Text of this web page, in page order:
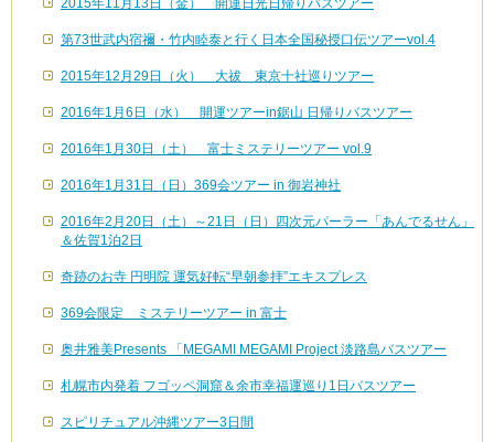
2015年11月13日（金） 開運日光日帰りバスツアー
第73世武内宿禰・竹内睦泰と行く日本全国秘授口伝ツアーvol.4
2015年12月29日（火） 大祓 東京十社巡りツアー
2016年1月6日（水） 開運ツアーin鋸山 日帰りバスツアー
2016年1月30日（土） 富士ミステリーツアー vol.9
2016年1月31日（日）369会ツアー in 御岩神社
2016年2月20日（土）～21日（日）四次元パーラー「あんでるせん」
＆佐賀1泊2日
奇跡のお寺 円明院 運気好転“早朝参拝”エキスプレス
369会限定 ミステリーツアー in 富士
奥井雅美Presents 「MEGAMI MEGAMI Project 淡路島バスツアー
札幌市内発着 フゴッペ洞窟＆余市幸福運巡り1日バスツアー
スピリチュアル沖縄ツアー3日間